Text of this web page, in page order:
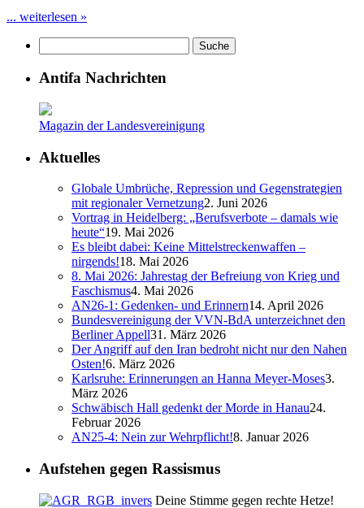
... weiterlesen »
Antifa Nachrichten
Magazin der Landesvereinigung
Aktuelles
Globale Umbrüche, Repression und Gegenstrategien
mit regionaler Vernetzung2. Juni 2026
Vortrag in Heidelberg: „Berufsverbote – damals wie
heute“19. Mai 2026
Es bleibt dabei: Keine Mittelstreckenwaffen –
nirgends!18. Mai 2026
8. Mai 2026: Jahrestag der Befreiung von Krieg und
Faschismus4. Mai 2026
AN26-1: Gedenken- und Erinnern14. April 2026
Bundesvereinigung der VVN-BdA unterzeichnet den
Berliner Appell31. März 2026
Der Angriff auf den Iran bedroht nicht nur den Nahen
Osten!6. März 2026
Karlsruhe: Erinnerungen an Hanna Meyer-Moses3.
März 2026
Schwäbisch Hall gedenkt der Morde in Hanau24.
Februar 2026
AN25-4: Nein zur Wehrpflicht!8. Januar 2026
Aufstehen gegen Rassismus
Deine Stimme gegen rechte Hetze!